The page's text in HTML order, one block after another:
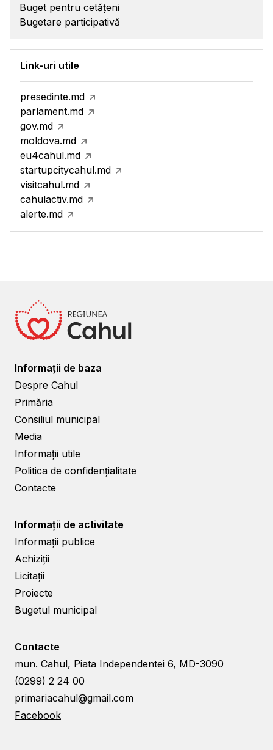
Buget pentru cetățeni
Bugetare participativă
Link-uri utile
presedinte.md
parlament.md
gov.md
moldova.md
eu4cahul.md
startupcitycahul.md
visitcahul.md
cahulactiv.md
alerte.md
Informații de baza
Despre Cahul
Primăria
Consiliul municipal
Media
Informații utile
Politica de confidențialitate
Contacte
Informații de activitate
Informații publice
Achiziții
Licitații
Proiecte
Bugetul municipal
Contacte
mun. Cahul, Piata Independentei 6, MD-3090
(0299) 2 24 00
primariacahul@gmail.com
Facebook